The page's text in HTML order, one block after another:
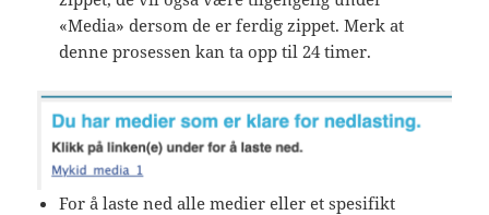
«Media» dersom de er ferdig zippet. Merk at
denne prosessen kan ta opp til 24 timer.
For å laste ned alle medier eller et spesifikt